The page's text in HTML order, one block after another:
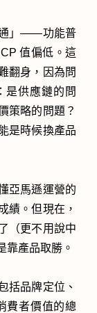
通」——功能普
值偏低。這
翻身，因為問
是供應鏈的問
策略的問題？
是時候換產品
亞馬遜運營的
績。但現在，
（更不用說中
靠產品取勝。
括品牌定位、
費者價值的總